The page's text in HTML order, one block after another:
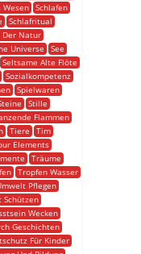
Wesen
Schlafen
Schlafritual
Der Natur
Universe
See
Seltsame Alte Flöte
Sozialkompetenz
Spielwaren
Stille
Flammen
Tiere
Tim
Elements
Träume
Tropfen Wasser
Pflegen
Schützen
Wecken
Geschichten
Für Kinder